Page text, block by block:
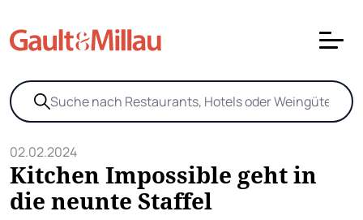
02.02.2024
Kitchen Impossible geht in
die neunte Staffel